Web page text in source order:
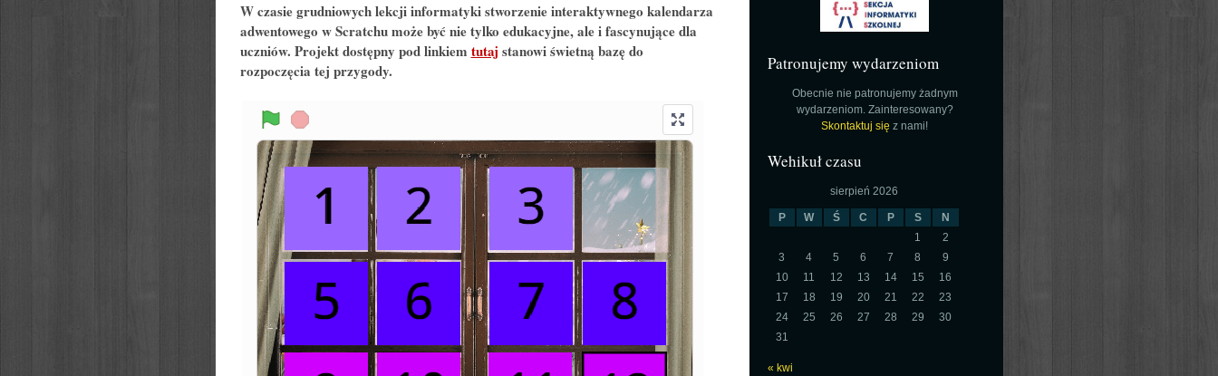
W czasie grudniowych lekcji informatyki stworzenie interaktywnego kalendarza
adwentowego w Scratchu może być nie tylko edukacyjne, ale i fascynujące dla
uczniów. Projekt dostępny pod linkiem tutaj stanowi świetną bazę do
rozpoczęcia tej przygody.
Patronujemy wydarzeniom
Obecnie nie patronujemy żadnym
wydarzeniom. Zainteresowany?
Skontaktuj się z nami!
Wehikuł czasu
sierpień 2026
P W Ś C P S
N
1
2
3
4 5 6 7 8
9
10
11 12 13 14 15
16
17
18 19 20 21 22
23
24
25 26 27 28 29
30
31
« kwi